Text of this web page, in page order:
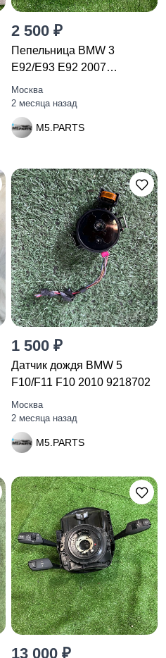
2 500 ₽
Пепельница BMW 3
E92/E93 E92 2007
51167132380
Москва
2 месяца назад
M5.PARTS
1 500 ₽
Датчик дождя BMW 5
F10/F11 F10 2010 9218702
Москва
2 месяца назад
M5.PARTS
13 000 ₽